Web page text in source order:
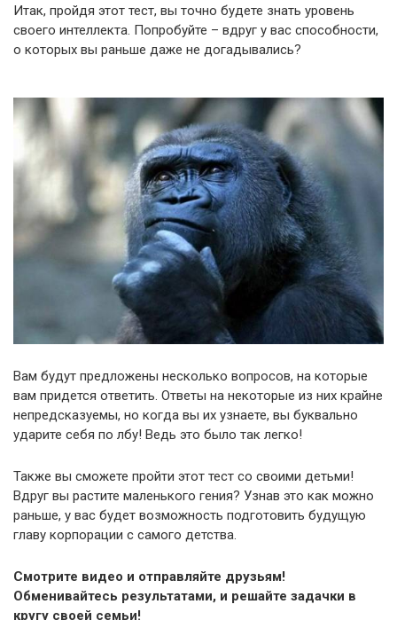
Итак, пройдя этот тест, вы точно будете знать уровень
своего интеллекта. Попробуйте – вдруг у вас способности,
о которых вы раньше даже не догадывались?
Вам будут предложены несколько вопросов, на которые
вам придется ответить. Ответы на некоторые из них крайне
непредсказуемы, но когда вы их узнаете, вы буквально
ударите себя по лбу! Ведь это было так легко!
Также вы сможете пройти этот тест со своими детьми!
Вдруг вы растите маленького гения? Узнав это как можно
раньше, у вас будет возможность подготовить будущую
главу корпорации с самого детства.
Смотрите видео и отправляйте друзьям!
Обменивайтесь результатами, и решайте задачки в
кругу своей семьи!